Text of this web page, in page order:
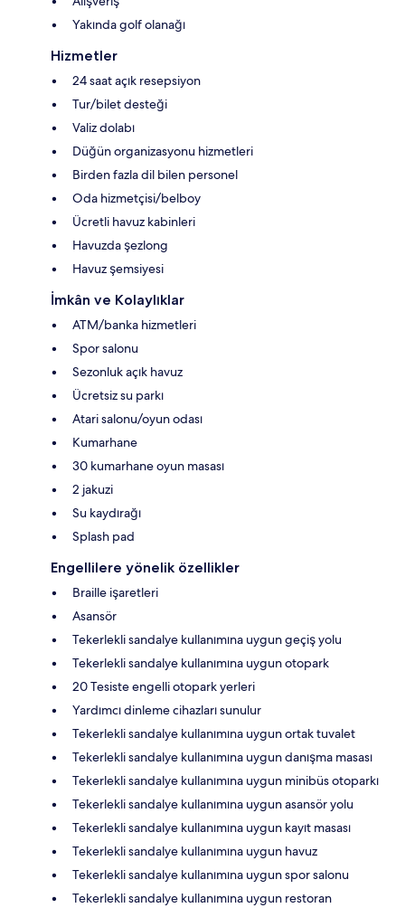
Yakında golf olanağı
Hizmetler
24 saat açık resepsiyon
Tur/bilet desteği
Valiz dolabı
Düğün organizasyonu hizmetleri
Birden fazla dil bilen personel
Oda hizmetçisi/belboy
Ücretli havuz kabinleri
Havuzda şezlong
Havuz şemsiyesi
İmkân ve Kolaylıklar
ATM/banka hizmetleri
Spor salonu
Sezonluk açık havuz
Ücretsiz su parkı
Atari salonu/oyun odası
Kumarhane
30 kumarhane oyun masası
2 jakuzi
Su kaydırağı
Splash pad
Engellilere yönelik özellikler
Braille işaretleri
Asansör
Tekerlekli sandalye kullanımına uygun geçiş yolu
Tekerlekli sandalye kullanımına uygun otopark
20 Tesiste engelli otopark yerleri
Yardımcı dinleme cihazları sunulur
Tekerlekli sandalye kullanımına uygun ortak tuvalet
Tekerlekli sandalye kullanımına uygun danışma masası
Tekerlekli sandalye kullanımına uygun minibüs otoparkı
Tekerlekli sandalye kullanımına uygun asansör yolu
Tekerlekli sandalye kullanımına uygun kayıt masası
Tekerlekli sandalye kullanımına uygun havuz
Tekerlekli sandalye kullanımına uygun spor salonu
Tekerlekli sandalye kullanımına uygun restoran